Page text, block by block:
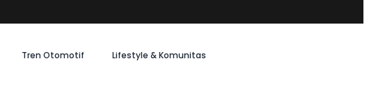
Tren Otomotif Lifestyle & Komunitas